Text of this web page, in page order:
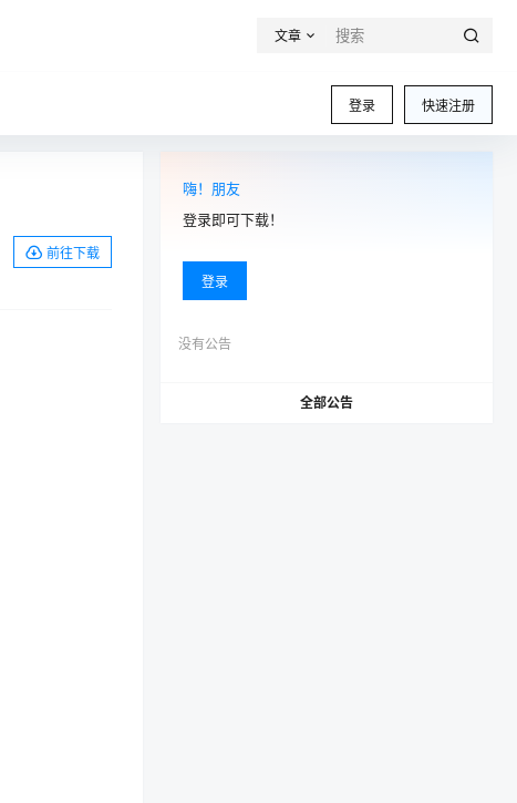
文章
登录 快速注册
前往下载
嗨！朋友
登录即可下载！
登录
没有公告
全部公告